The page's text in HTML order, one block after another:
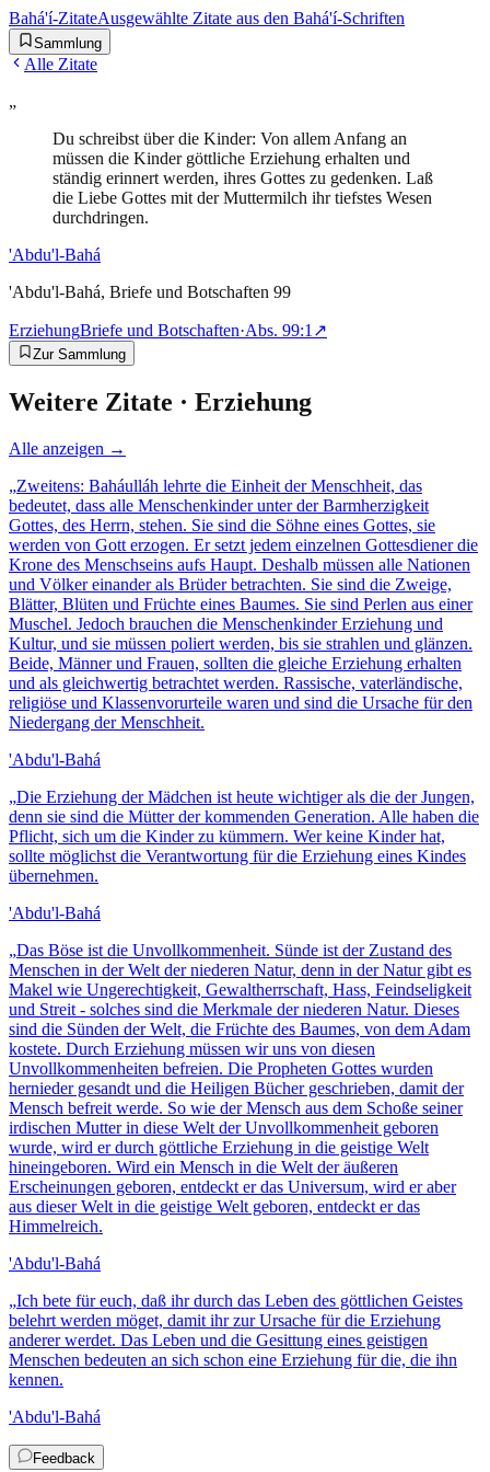
Bahá'í-ZitateAusgewählte Zitate aus den Bahá'í-Schriften
Sammlung
Alle Zitate
„
Du schreibst über die Kinder: Von allem Anfang an
müssen die Kinder göttliche Erziehung erhalten und
ständig erinnert werden, ihres Gottes zu gedenken. Laß
die Liebe Gottes mit der Muttermilch ihr tiefstes Wesen
durchdringen.
'Abdu'l-Bahá
'Abdu'l-Bahá, Briefe und Botschaften 99
ErziehungBriefe und Botschaften·Abs. 99:1 ↗
Zur Sammlung
Weitere Zitate · Erziehung
Alle anzeigen →
„Zweitens: Baháulláh lehrte die Einheit der Menschheit, das
bedeutet, dass alle Menschenkinder unter der Barmherzigkeit
Gottes, des Herrn, stehen. Sie sind die Söhne eines Gottes, sie
werden von Gott erzogen. Er setzt jedem einzelnen Gottesdiener die
Krone des Menschseins aufs Haupt. Deshalb müssen alle Nationen
und Völker einander als Brüder betrachten. Sie sind die Zweige,
Blätter, Blüten und Früchte eines Baumes. Sie sind Perlen aus einer
Muschel. Jedoch brauchen die Menschenkinder Erziehung und
Kultur, und sie müssen poliert werden, bis sie strahlen und glänzen.
Beide, Männer und Frauen, sollten die gleiche Erziehung erhalten
und als gleichwertig betrachtet werden. Rassische, vaterländische,
religiöse und Klassenvorurteile waren und sind die Ursache für den
Niedergang der Menschheit.
'Abdu'l-Bahá
„Die Erziehung der Mädchen ist heute wichtiger als die der Jungen,
denn sie sind die Mütter der kommenden Generation. Alle haben die
Pflicht, sich um die Kinder zu kümmern. Wer keine Kinder hat,
sollte möglichst die Verantwortung für die Erziehung eines Kindes
übernehmen.
'Abdu'l-Bahá
„Das Böse ist die Unvollkommenheit. Sünde ist der Zustand des
Menschen in der Welt der niederen Natur, denn in der Natur gibt es
Makel wie Ungerechtigkeit, Gewaltherrschaft, Hass, Feindseligkeit
und Streit - solches sind die Merkmale der niederen Natur. Dieses
sind die Sünden der Welt, die Früchte des Baumes, von dem Adam
kostete. Durch Erziehung müssen wir uns von diesen
Unvollkommenheiten befreien. Die Propheten Gottes wurden
hernieder gesandt und die Heiligen Bücher geschrieben, damit der
Mensch befreit werde. So wie der Mensch aus dem Schoße seiner
irdischen Mutter in diese Welt der Unvollkommenheit geboren
wurde, wird er durch göttliche Erziehung in die geistige Welt
hineingeboren. Wird ein Mensch in die Welt der äußeren
Erscheinungen geboren, entdeckt er das Universum, wird er aber
aus dieser Welt in die geistige Welt geboren, entdeckt er das
Himmelreich.
'Abdu'l-Bahá
„Ich bete für euch, daß ihr durch das Leben des göttlichen Geistes
belehrt werden möget, damit ihr zur Ursache für die Erziehung
anderer werdet. Das Leben und die Gesittung eines geistigen
Menschen bedeuten an sich schon eine Erziehung für die, die ihn
kennen.
'Abdu'l-Bahá
Feedback